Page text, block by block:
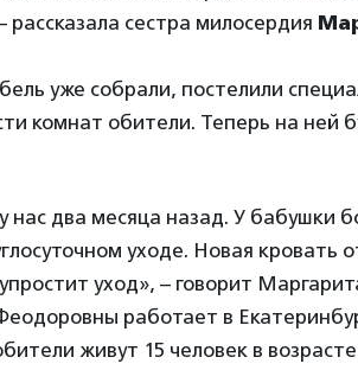
сестра милосердия
уже собрали, постелили
комнат обители. Теперь на ней
нас два месяца назад. У бабушки
уходе. Новая кровать
уход», – говорит
работает в
живут 15 человек в